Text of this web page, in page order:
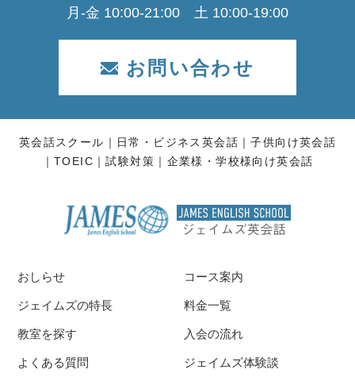
月-金 10:00-21:00 土 10:00-19:00
お問い合わせ
英会話スクール 日常・ビジネス英会話
子供向け英会話
TOEIC
試験対策 企業様・学校様向け英会話
おしらせ
ジェイムズの特長
教室を探す
コース案内
料金一覧
入会の流れ
よくある質問 ジェイムズ体験談